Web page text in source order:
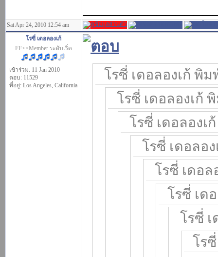
Sat Apr 24, 2010 12:54 am
โรซี่ เดอลองเก้
FF>>Member ระดับเริ่ด
เข้าร่วม: 11 Jan 2010
ตอบ: 11529
ที่อยู่: Los Angeles, California
โรซี่ เดอลองเก้ พิม
โรซี่ เดอลองเก้
โรซี่ เดอลองเ
โรซี่ เดอลอ
โรซี่ เดอล
โรซี่ เด
โรซี่
โร